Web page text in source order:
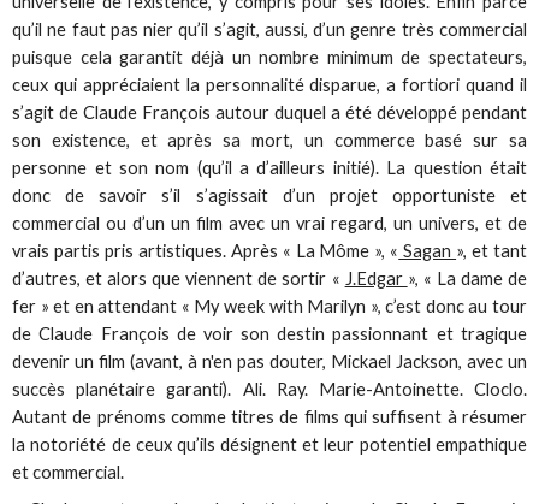
qu’il ne faut pas nier qu’il s’agit, aussi, d’un genre très commercial
puisque cela garantit déjà un nombre minimum de spectateurs,
ceux qui appréciaient la personnalité disparue, a fortiori quand il
s’agit de Claude François autour duquel a été développé pendant
son existence, et après sa mort, un commerce basé sur sa
personne et son nom (qu’il a d’ailleurs initié). La question était
donc de savoir s’il s’agissait d’un projet opportuniste et
commercial ou d’un un film avec un vrai regard, un univers, et de
vrais partis pris artistiques. Après « La Môme », « Sagan », et tant
d’autres, et alors que viennent de sortir « J.Edgar », « La dame de
fer » et en attendant « My week with Marilyn », c’est donc au tour
de Claude François de voir son destin passionnant et tragique
devenir un film (avant, à n'en pas douter, Mickael Jackson, avec un
succès planétaire garanti). Ali. Ray. Marie-Antoinette. Cloclo.
Autant de prénoms comme titres de films qui suffisent à résumer
la notoriété de ceux qu’ils désignent et leur potentiel empathique
et commercial.